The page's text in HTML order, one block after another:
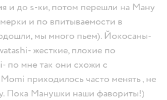
и до s-ки, потом перешли на Ману
и по впитываемости в
мы много пьем). Йокосаны-
жесткие, плохие по
по мне так они схожи с
приходилось часто менять , не
Пока Манушки наши фавориты!)